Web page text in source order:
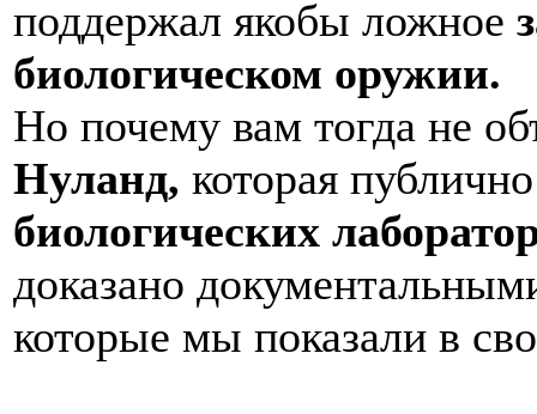
поддержал якобы ложное
биологическом оружии.
Но почему вам тогда не
Нуланд, которая
биологических
доказано
которые мы показали в